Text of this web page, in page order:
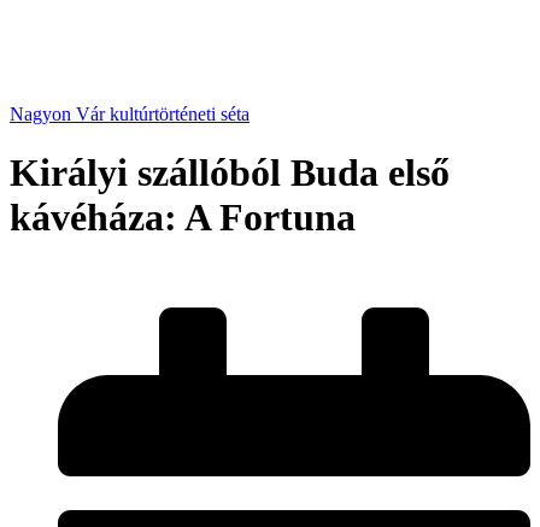
Nagyon Vár kultúrtörténeti séta
Királyi szállóból Buda első
kávéháza: A Fortuna